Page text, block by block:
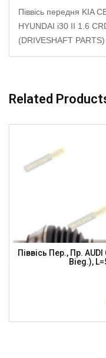
Піввісь передня KIA
HYUNDAI i30 II 1.6
(DRIVESHAFT PARTS)
Related
Піввісь Пер., Пр.
Bieg.),